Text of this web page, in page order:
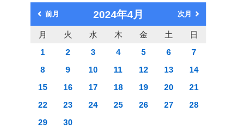
前月 2024年4月 次月
月 火 水 木 金 土
日
1
2 3 4 5 6
7
8
9 10 11 12 13
14
15
16 17 18 19 20
21
22
23 24 25 26 27
28
29
30